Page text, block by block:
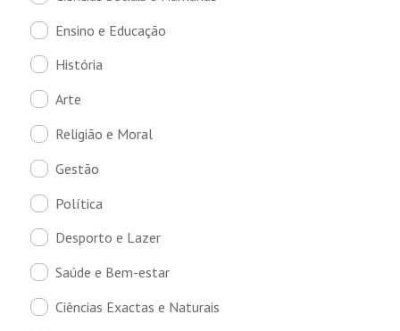
Ensino e Educação
História
Arte
Religião e Moral
Gestão
Política
Desporto e Lazer
Saúde e Bem-estar
Ciências Exactas e Naturais